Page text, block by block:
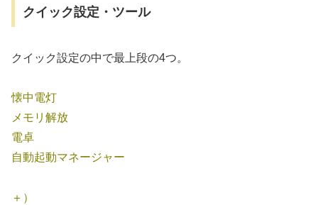
クイック設定・ツール
クイック設定の中で最上段の4つ。
懐中電灯
メモリ解放
電卓
自動起動マネージャー
＋）